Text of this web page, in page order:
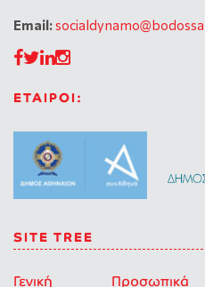
Email:
ΕΤΑΙΡΟΙ:
SITE TREE
Γενική Προσωπικά